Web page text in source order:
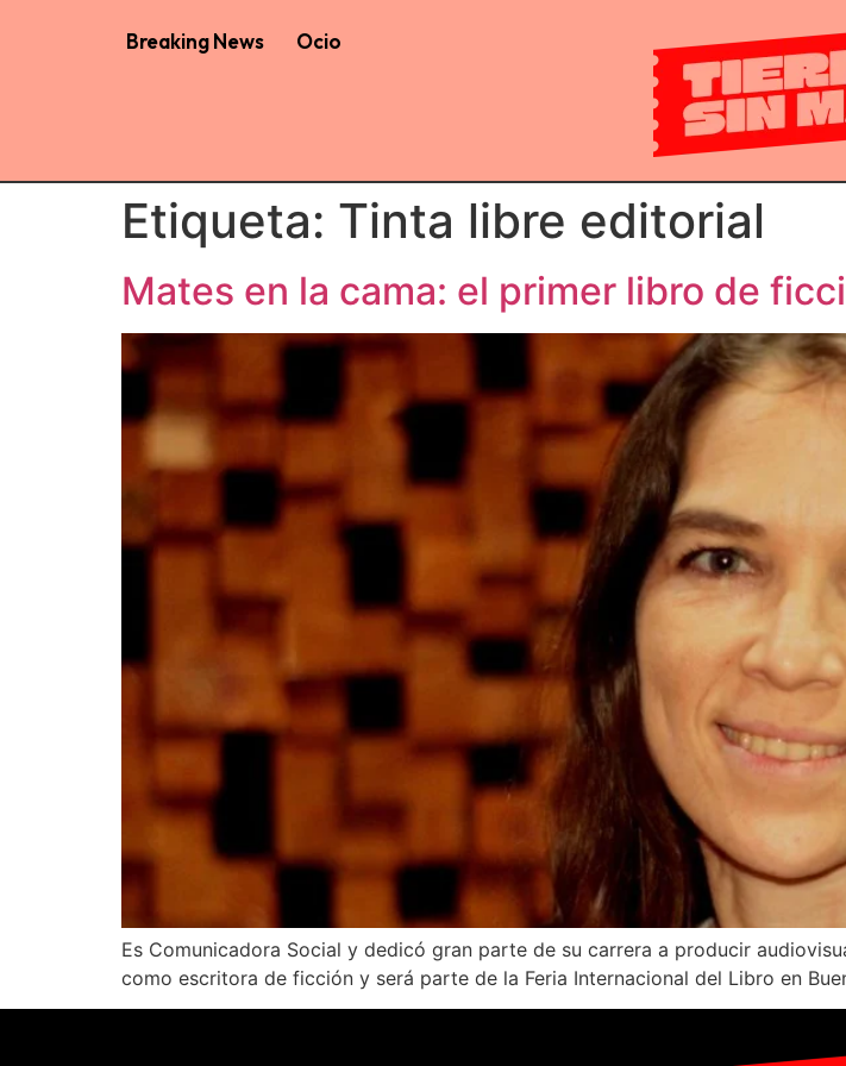
Breaking News Ocio
Etiqueta: Tinta libre editorial
Mates en la cama: el primer libro de
Es Comunicadora Social y dedicó gran parte de su carrera a producir
como escritora de ficción y será parte de la Feria Internacional del Libro en